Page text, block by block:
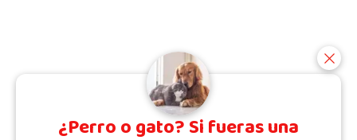
¿Perro o gato? Si fueras una